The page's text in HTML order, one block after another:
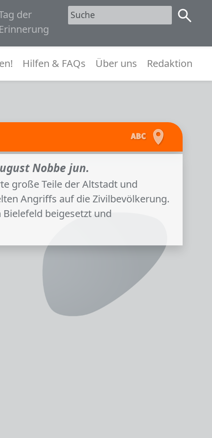
der
Erinnerung
Hilfen & FAQs Über uns Redaktion
Nobbe jun.
große Teile der Altstadt und
Angriffs auf die Zivilbevölkerung.
beigesetzt und